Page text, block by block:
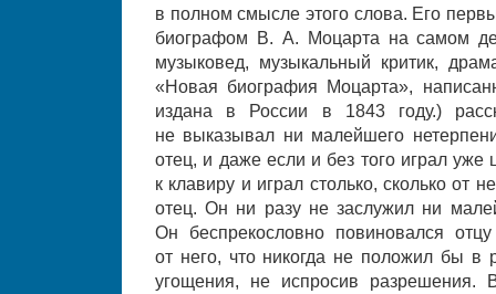
в полном смысле этого слова. Его
биографом В. А. Моцарта на самом
музыковед, музыкальный критик,
«Новая биография Моцарта»,
издана в России в 1843 году.)
не выказывал ни малейшего
отец, и даже если и без того играл
к клавиру и играл столько, сколько от
отец. Он ни разу не заслужил ни
Он беспрекословно повиновался
от него, что никогда не положил бы в
угощения, не испросив разрешения.